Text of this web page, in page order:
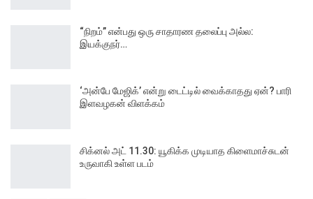
“நிறம்” என்பது ஒரு சாதாரண தலைப்பு அல்ல:
இயக்குநர்…
‘அன்பே மேஜிக்’ என்று டைட்டில் வைக்காதது ஏன்? பாரி
இளவழகன் விளக்கம்
சிக்னல் அட் 11.30: யூகிக்க முடியாத கிளைமாச்சுடன்
உருவாகி உள்ள படம்